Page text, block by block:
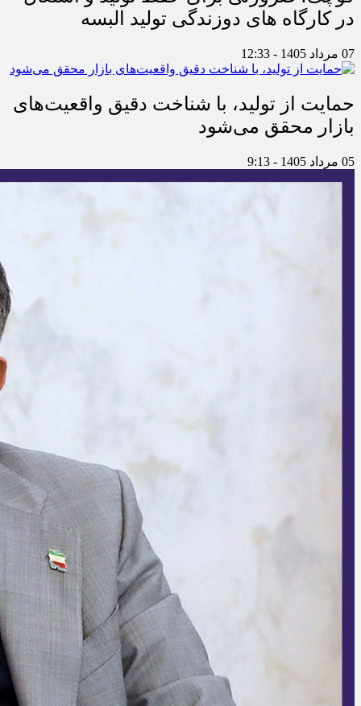
در کارگاه های دوزندگی تولید البسه
07 مرداد 1405 - 12:33
حمایت از تولید، با شناخت دقیق واقعیت‌های
بازار محقق می‌شود
05 مرداد 1405 - 9:13